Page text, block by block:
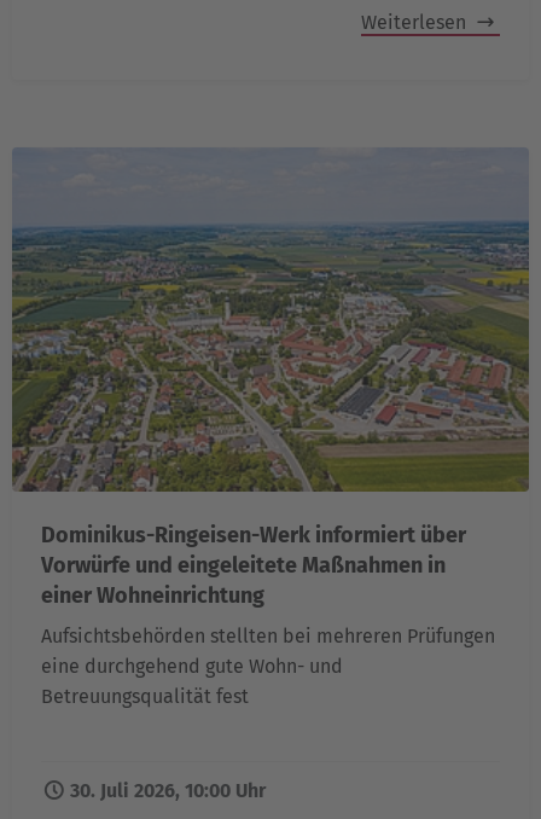
Weiterlesen
Dominikus-Ringeisen-Werk informiert über
Vorwürfe und eingeleitete Maßnahmen in
einer Wohneinrichtung
Aufsichtsbehörden stellten bei mehreren Prüfungen
eine durchgehend gute Wohn- und
Betreuungsqualität fest
30. Juli 2026, 10:00 Uhr